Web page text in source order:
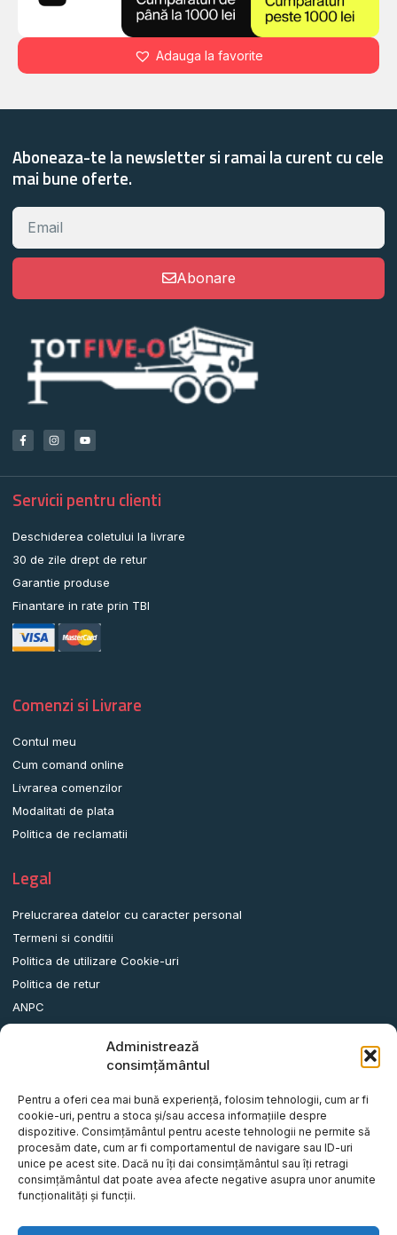
Administrează
consimțământul
Pentru a oferi cea mai bună experiență, folosim tehnologii, cum ar fi
cookie-uri, pentru a stoca și/sau accesa informațiile despre
dispozitive. Consimțământul pentru aceste tehnologii ne permite să
procesăm date, cum ar fi comportamentul de navigare sau ID-uri
unice pe acest site. Dacă nu îți dai consimțământul sau îți retragi
consimțământul dat poate avea afecte negative asupra unor anumite
funcționalități și funcții.
Adauga la favorite
Aboneaza-te la newsletter si ramai la curent cu cele
mai bune oferte.
Abonare
Servicii pentru clienti
Deschiderea coletului la livrare
30 de zile drept de retur
Garantie produse
Finantare in rate prin TBI
Comenzi si Livrare
Contul meu
Cum comand online
Livrarea comenzilor
Modalitati de plata
Politica de reclamatii
Legal
Prelucrarea datelor cu caracter personal
Termeni si conditii
Politica de utilizare Cookie-uri
Politica de retur
ANPC
info@remorci-platforme.ro
0786.720.706
0786.720.707
0786.720.708